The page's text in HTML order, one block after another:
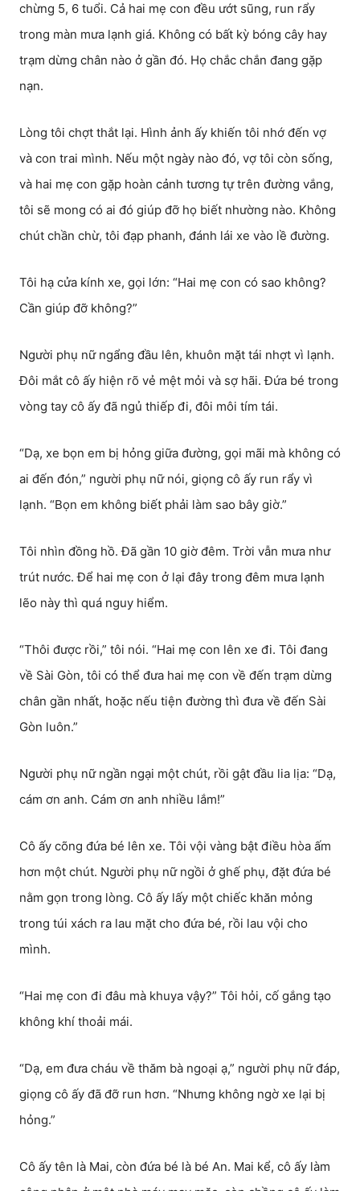
chừng 5, 6 tuổi. Cả hai mẹ con đều ướt sũng, run rẩy
trong màn mưa lạnh giá. Không có bất kỳ bóng cây hay
trạm dừng chân nào ở gần đó. Họ chắc chắn đang gặp
nạn.
Lòng tôi chợt thắt lại. Hình ảnh ấy khiến tôi nhớ đến vợ
và con trai mình. Nếu một ngày nào đó, vợ tôi còn sống,
và hai mẹ con gặp hoàn cảnh tương tự trên đường vắng,
tôi sẽ mong có ai đó giúp đỡ họ biết nhường nào. Không
chút chần chừ, tôi đạp phanh, đánh lái xe vào lề đường.
Tôi hạ cửa kính xe, gọi lớn: “Hai mẹ con có sao không?
Cần giúp đỡ không?”
Người phụ nữ ngẩng đầu lên, khuôn mặt tái nhợt vì lạnh.
Đôi mắt cô ấy hiện rõ vẻ mệt mỏi và sợ hãi. Đứa bé trong
vòng tay cô ấy đã ngủ thiếp đi, đôi môi tím tái.
“Dạ, xe bọn em bị hỏng giữa đường, gọi mãi mà không có
ai đến đón,” người phụ nữ nói, giọng cô ấy run rẩy vì
lạnh. “Bọn em không biết phải làm sao bây giờ.”
Tôi nhìn đồng hồ. Đã gần 10 giờ đêm. Trời vẫn mưa như
trút nước. Để hai mẹ con ở lại đây trong đêm mưa lạnh
lẽo này thì quá nguy hiểm.
“Thôi được rồi,” tôi nói. “Hai mẹ con lên xe đi. Tôi đang
về Sài Gòn, tôi có thể đưa hai mẹ con về đến trạm dừng
chân gần nhất, hoặc nếu tiện đường thì đưa về đến Sài
Gòn luôn.”
Người phụ nữ ngần ngại một chút, rồi gật đầu lia lịa: “Dạ,
cám ơn anh. Cám ơn anh nhiều lắm!”
Cô ấy cõng đứa bé lên xe. Tôi vội vàng bật điều hòa ấm
hơn một chút. Người phụ nữ ngồi ở ghế phụ, đặt đứa bé
nằm gọn trong lòng. Cô ấy lấy một chiếc khăn mỏng
trong túi xách ra lau mặt cho đứa bé, rồi lau vội cho
mình.
“Hai mẹ con đi đâu mà khuya vậy?” Tôi hỏi, cố gắng tạo
không khí thoải mái.
“Dạ, em đưa cháu về thăm bà ngoại ạ,” người phụ nữ đáp,
giọng cô ấy đã đỡ run hơn. “Nhưng không ngờ xe lại bị
hỏng.”
Cô ấy tên là Mai, còn đứa bé là bé An. Mai kể, cô ấy làm